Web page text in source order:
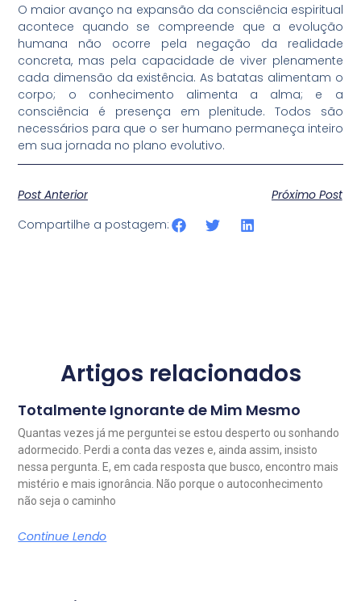
O maior avanço na expansão da consciência espiritual
acontece quando se compreende que a evolução
humana não ocorre pela negação da realidade
concreta, mas pela capacidade de viver plenamente
cada dimensão da existência. As batatas alimentam o
corpo; o conhecimento alimenta a alma; e a
consciência é presença em plenitude. Todos são
necessários para que o ser humano permaneça inteiro
em sua jornada no plano evolutivo.
Post Anterior
Próximo Post
Compartilhe a postagem:
Artigos relacionados
Totalmente Ignorante de Mim Mesmo
Quantas vezes já me perguntei se estou desperto ou sonhando
adormecido. Perdi a conta das vezes e, ainda assim, insisto
nessa pergunta. E, em cada resposta que busco, encontro mais
mistério e mais ignorância. Não porque o autoconhecimento
não seja o caminho
Continue Lendo